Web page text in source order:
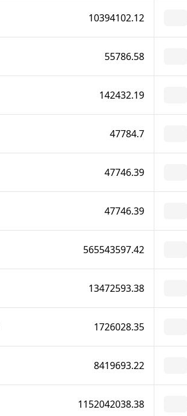
10394102.12
55786.58
142432.19
47784.7
47746.39
47746.39
565543597.42
13472593.38
1726028.35
8419693.22
1152042038.38